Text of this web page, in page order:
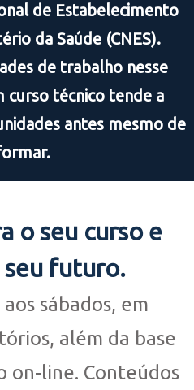
de Estabelecimento
da Saúde (CNES).
de trabalho nesse
curso técnico tende a
antes mesmo de
o seu curso e
seu futuro.
sábados, em
além da base
on-line. Conteúdos